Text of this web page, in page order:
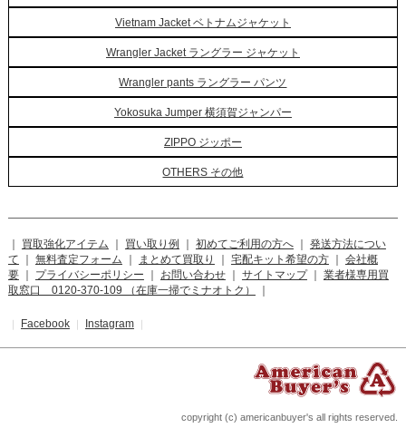
Vietnam Jacket ベトナムジャケット
Wrangler Jacket ラングラー ジャケット
Wrangler pants ラングラー パンツ
Yokosuka Jumper 横須賀ジャンパー
ZIPPO ジッポー
OTHERS その他
買取強化アイテム 買い取り例 初めてご利用の方へ｜ 発送方法につい
て
無料査定フォーム まとめて買取り 宅配キット希望の方｜
会社概
要｜ プライバシーポリシー お問い合わせ｜ サイトマップ｜ 業者様専用買
取窓口 0120-370-109 （在庫一掃でミナオトク）
｜ Facebook｜ Instagram｜
copyright (c) americanbuyer's all rights reserved.